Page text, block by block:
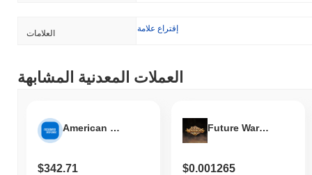
العلامات إقتراع علامة
العملات المعدنية المشابهة
American Express Tokenized Stock (Ondo)
$342.71
Future Warriors X
$0.001265